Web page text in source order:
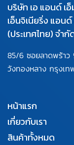
บริษัท เอ แอนด์ เ
เอ็นจิเนียริ่ง แอน
(ประเทศไทย) จำกั
85/6 ซอยลาดพร้าว
วังทองหลาง กรุงเ
หน้าแรก
เกี่ยวกับเรา
สินค้าทั้งหมด